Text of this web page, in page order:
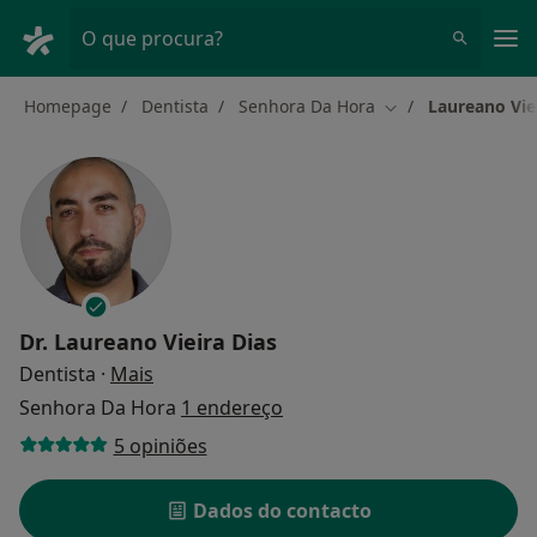
O que procura?
Homepage Dentista Senhora Da Hora Mudar de cidade
Laureano
Dr. Laureano Vieira Dias
Dentista · Mais
Senhora Da Hora 1 endereço
5 opiniões
Dados do contacto